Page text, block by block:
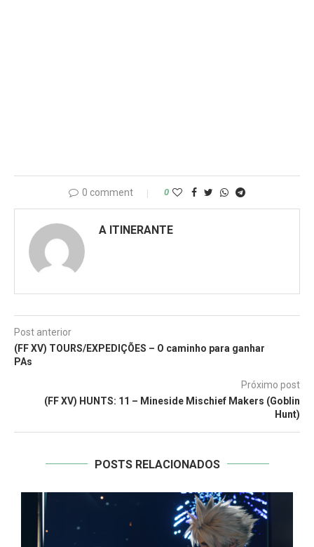
0 comment 0
A ITINERANTE
Post anterior
(FF XV) TOURS/EXPEDIÇÕES – O caminho para ganhar
PAs
Próximo post
(FF XV) HUNTS: 11 – Mineside Mischief Makers (Goblin
Hunt)
POSTS RELACIONADOS